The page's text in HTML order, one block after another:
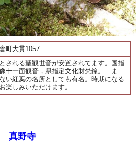
町大貫1057
される聖観世音が安置されてます。国指
十一面観音，県指定文化財梵鐘。 ま
い紅葉の名所としても有名。時期になる
楽しみいただけます。
真野寺